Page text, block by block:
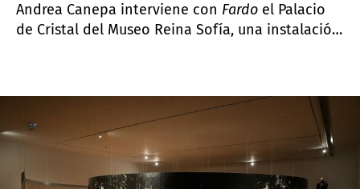
Andrea Canepa interviene con Fardo el Palacio
de Cristal del Museo Reina Sofía, una instalación
reflexionar sobre lo visible y lo expuesto, la
preservación y la transformación.